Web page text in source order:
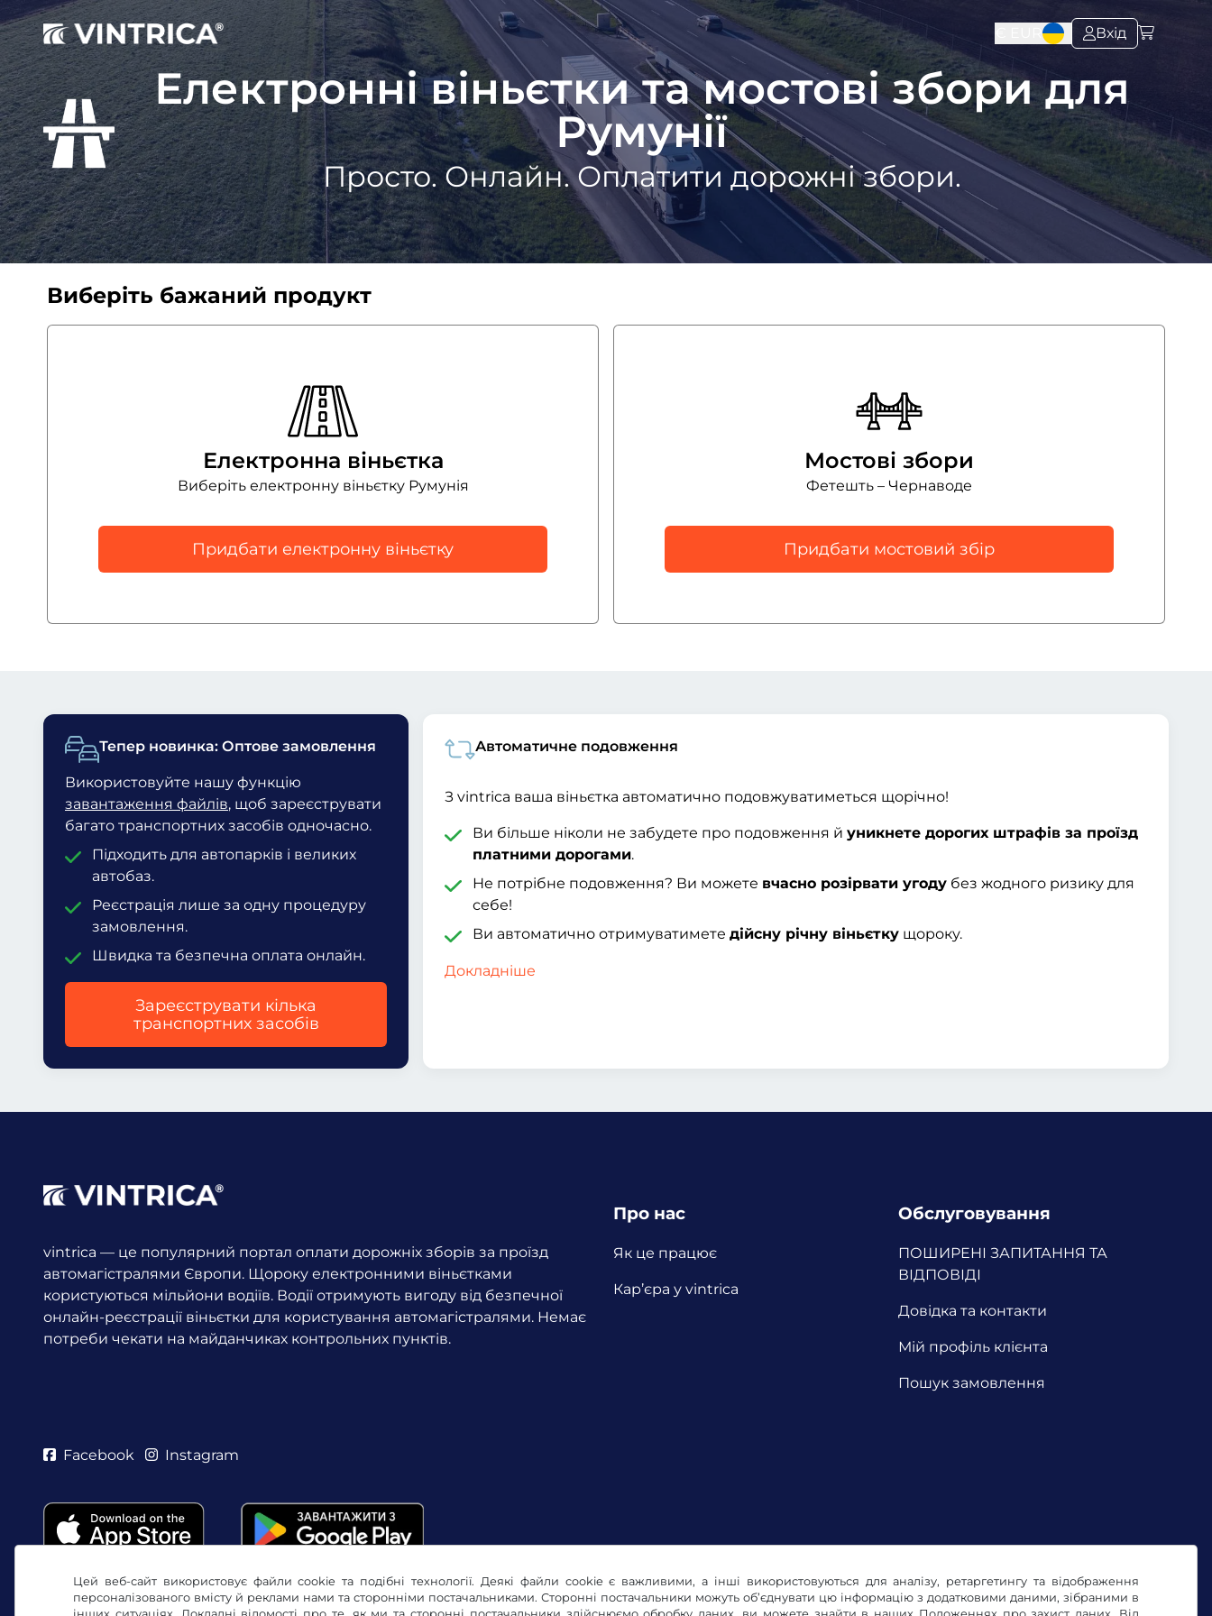
Цей веб-сайт використовує файли cookie та подібні технології. Деякі файли cookie є важливими, а інші використовуються для аналізу, ретаргетингу та відображення
персоналізованого вмісту й реклами нами та сторонніми постачальниками. Сторонні постачальники можуть об’єднувати цю інформацію з додатковими даними, зібраними в
Вхід
Електронні віньєтки та мостові збори для
Румунії
Просто. Онлайн. Оплатити дорожні збори.
Виберіть бажаний продукт
Електронна віньєтка
Виберіть електронну віньєтку Румунія
Придбати електронну віньєтку
Мостові збори
Фетешть – Чернаводе
Придбати мостовий збір
Тепер новинка: Оптове замовлення
Використовуйте нашу функцію
завантаження файлів, щоб зареєструвати
багато транспортних засобів одночасно.
Підходить для автопарків і великих
автобаз.
Реєстрація лише за одну процедуру
замовлення.
Швидка та безпечна оплата онлайн.
Зареєструвати кілька
транспортних засобів
Автоматичне подовження
З vintrica ваша віньєтка автоматично подовжуватиметься щорічно!
Ви більше ніколи не забудете про подовження й уникнете дорогих штрафів за проїзд
платними дорогами.
Не потрібне подовження? Ви можете вчасно розірвати угодубез жодного ризику для
себе!
Ви автоматично отримуватимете дійсну річну віньєткущороку.
Докладніше
vintrica — це популярний портал оплати дорожніх зборів за проїзд
автомагістралями Європи. Щороку електронними віньєтками
користуються мільйони водіїв. Водії отримують вигоду від безпечної
онлайн-реєстрації віньєтки для користування автомагістралями. Немає
потреби чекати на майданчиках контрольних пунктів.
Про нас
Як це працює
Кар’єра у vintrica
Обслуговування
ПОШИРЕНІ ЗАПИТАННЯ ТА
ВІДПОВІДІ
Довідка та контакти
Мій профіль клієнта
Пошук замовлення
Facebook Instagram